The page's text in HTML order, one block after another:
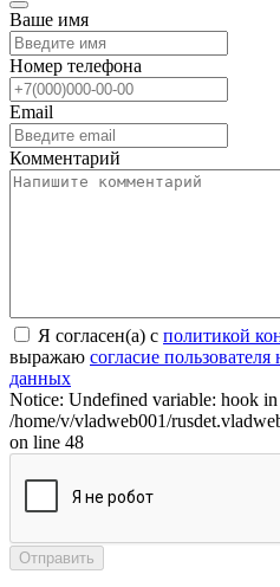
Ваше имя
Номер телефона
Email
Комментарий
Я согласен(а) с политикой
выражаю согласие
данных
Notice: Undefined variable: hook in
/home/v/vladweb001/
on line 48
Отправить